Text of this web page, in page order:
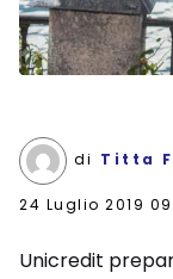
di Titta
24 Luglio 2019
Unicredit